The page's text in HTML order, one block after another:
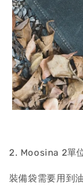
2. Moosina 2單
裝備袋需要用到